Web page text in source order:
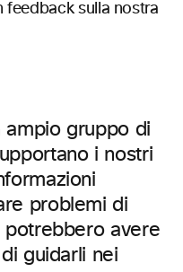
sulla nostra
ampio gruppo di
i nostri
problemi di
potrebbero avere
guidarli nei